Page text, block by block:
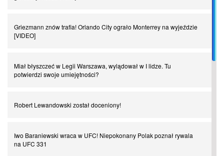
Spadkowicze z Serie A. Komu powiemy ciao?
Chłopak z pizzerii. Kim był zmarły Mino Raiola?
Griezmann znów trafia! Orlando City ograło Monterrey na wyjeździe
[VIDEO]
Miał błyszczeć w Legii Warszawa, wylądował w I lidze. Tu
potwierdzi swoje umiejętności?
Robert Lewandowski został doceniony!
Iwo Baraniewski wraca w UFC! Niepokonany Polak poznał rywala
na UFC 331